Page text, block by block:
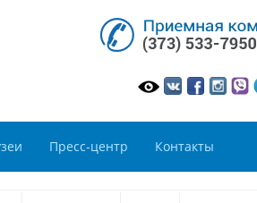
Пресс-центр Контакты